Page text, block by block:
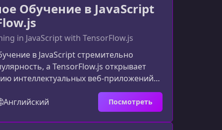
Обучение в JavaScript
in JavaScript with TensorFlow.js
в JavaScript стремительно
а TensorFlow.js открывает
интеллектуальных веб‑приложений
Python. Этот курс — идеальный
которые хотят освоить
ML‑подходы прямо в браузере или в
этот курс по TensorFlow.js стоит
Английский Посмотреть